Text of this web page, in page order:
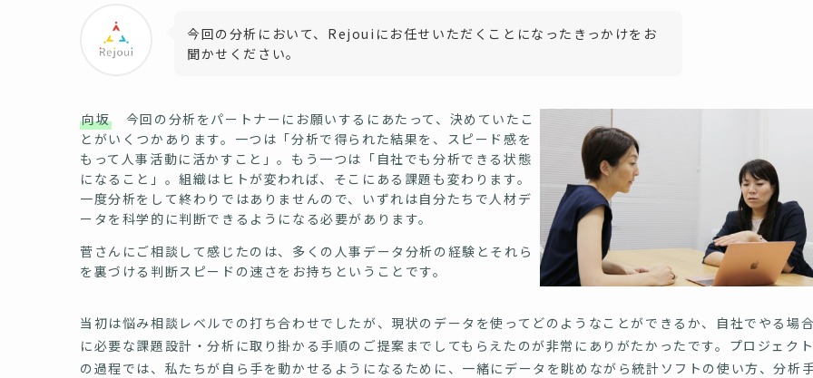
今回の分析において、Rejouiにお任せいただくことになったきっかけをお
聞かせください。
向坂 今回の分析をパートナーにお願いするにあたって、決めていたこ
とがいくつかあります。一つは「分析で得られた結果を、スピード感を
もって人事活動に活かすこと」。もう一つは「自社でも分析できる状態
になること」。組織はヒトが変われば、そこにある課題も変わります。
一度分析をして終わりではありませんので、いずれは自分たちで人材デ
ータを科学的に判断できるようになる必要があります。
菅さんにご相談して感じたのは、多くの人事データ分析の経験とそれら
を裏づける判断スピードの速さをお持ちということです。
当初は悩み相談レベルでの打ち合わせでしたが、現状のデータを使ってどのようなことができるか、自社でやる場
に必要な課題設計・分析に取り掛かる手順のご提案までしてもらえたのが非常にありがたかったです。プロジェク
の過程では、私たちが自ら手を動かせるようになるために、一緒にデータを眺めながら統計ソフトの使い方、分析